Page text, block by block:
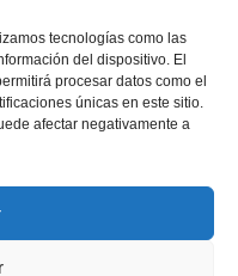
tecnologías como las
del dispositivo. El
procesar datos como el
únicas en este sitio.
afectar negativamente a